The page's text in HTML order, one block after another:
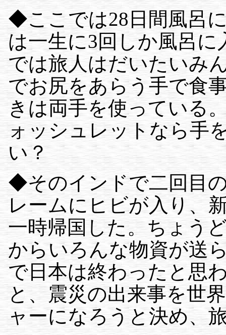
◆ここでは28日間風呂
は一生に3回しか風呂
では旅人はだいたいみ
でお尻をあらう手で食
きは両手を使っている
ォッシュレットなら手
い？
◆そのインドで二回目
レームにヒビが入り、
一時帰国した。ちょう
からいろんな物資が送
で日本は終わったと思
と、震災の出来事を世
ャーになろうと決め、